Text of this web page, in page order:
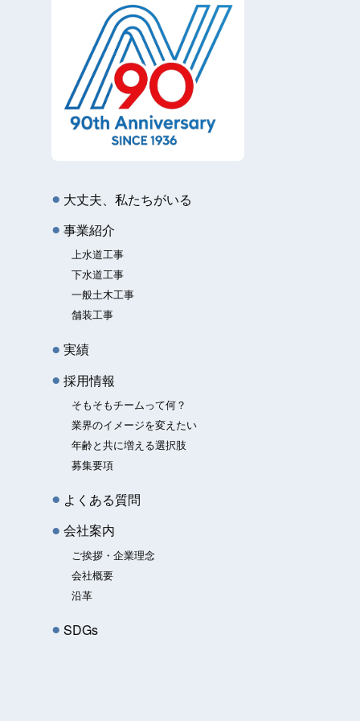
大丈夫、私たちがいる
事業紹介
上水道工事
下水道工事
一般土木工事
舗装工事
実績
採用情報
そもそもチームって何？
業界のイメージを変えたい
年齢と共に増える選択肢
募集要項
よくある質問
会社案内
ご挨拶・企業理念
会社概要
沿革
SDGs